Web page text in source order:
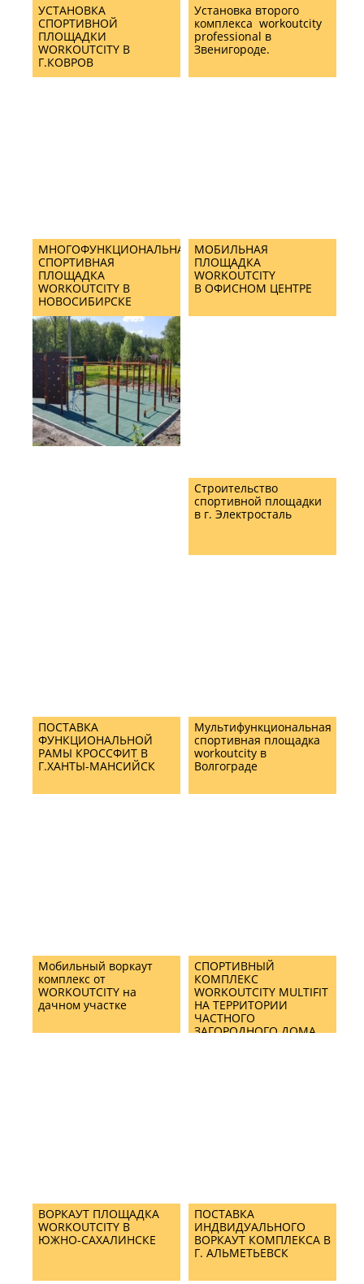
УСТАНОВКА
СПОРТИВНОЙ
ПЛОЩАДКИ
WORKOUTCITY В
Г.КОВРОВ
Установка второго
комплекса workoutcity
professional в
Звенигороде.
МНОГОФУНКЦИОНАЛЬНАЯ
СПОРТИВНАЯ
ПЛОЩАДКА
WORKOUTCITY В
НОВОСИБИРСКЕ
МОБИЛЬНАЯ
ПЛОЩАДКА
WORKOUTCITY
В ОФИСНОМ ЦЕНТРЕ
Строительство
спортивной площадки
в г. Электросталь
ПОСТАВКА
ФУНКЦИОНАЛЬНОЙ
РАМЫ КРОССФИТ В
Г.ХАНТЫ-МАНСИЙСК
Мультифункциональная
спортивная площадка
workoutcity в
Волгограде
Мобильный воркаут
комплекс от
WORKOUTCITY на
дачном участке
СПОРТИВНЫЙ
КОМПЛЕКС
WORKOUTCITY MULTIFIT
НА ТЕРРИТОРИИ
ЧАСТНОГО
ЗАГОРОДНОГО ДОМА
ВОРКАУТ ПЛОЩАДКА
WORKOUTCITY В
ЮЖНО-САХАЛИНСКЕ
ПОСТАВКА
ИНДВИДУАЛЬНОГО
ВОРКАУТ КОМПЛЕКСА В
Г. АЛЬМЕТЬЕВСК